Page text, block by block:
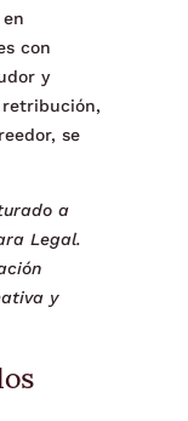
con
y
retribución,
se
a
Legal.
y